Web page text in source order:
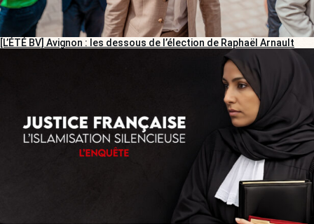
[L’ÉTÉ BV] Avignon : les dessous de l’élection de Raphaël Arnault